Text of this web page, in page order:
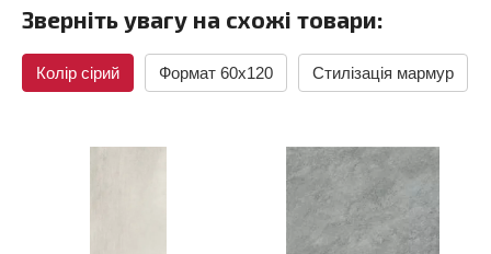
Зверніть увагу на схожі товари:
Колір сірий Формат 60x120 Стилізація мармур